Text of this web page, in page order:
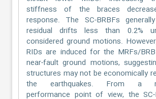
stiffness of the braces
response. The SC-BRBFs
residual drifts less than 0.2%
considered ground motions.
RIDs are induced for the MRFs/
near-fault ground motions,
structures may not be economically
the earthquakes. From a
performance point of view, the